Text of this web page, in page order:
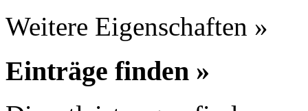
Weitere Eigenschaften »
Einträge finden »